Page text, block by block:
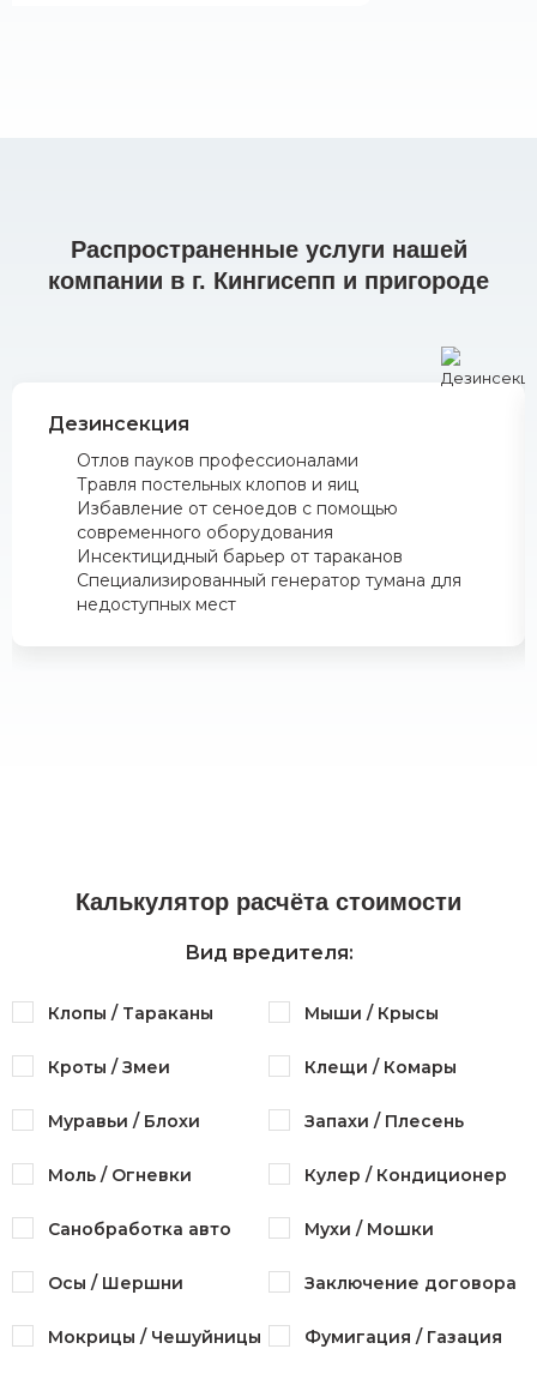
Распространенные услуги нашей
компании в г. Кингисепп и пригороде
Дезинсекция
Отлов пауков профессионалами
Травля постельных клопов и яиц
Избавление от сеноедов с помощью
современного оборудования
Инсектицидный барьер от тараканов
Специализированный генератор тумана для
недоступных мест
Калькулятор расчёта стоимости
Вид вредителя:
Клопы / Тараканы Мыши / Крысы
Кроты / Змеи Клещи / Комары
Муравьи / Блохи Запахи / Плесень
Моль / Огневки Кулер / Кондиционер
Санобработка авто Мухи / Мошки
Осы / Шершни Заключение договора
Мокрицы / Чешуйницы Фумигация / Газация